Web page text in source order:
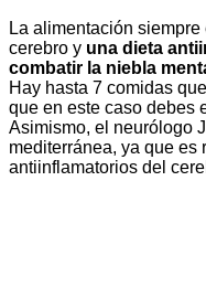
La alimentación siempre es un punto indispensable en la salud del
cerebro y una dieta
combatir la niebla
Hay hasta 7 comidas
que en este caso debes
Asimismo, el neurólogo
mediterránea, ya que es
antiinflamatorios del